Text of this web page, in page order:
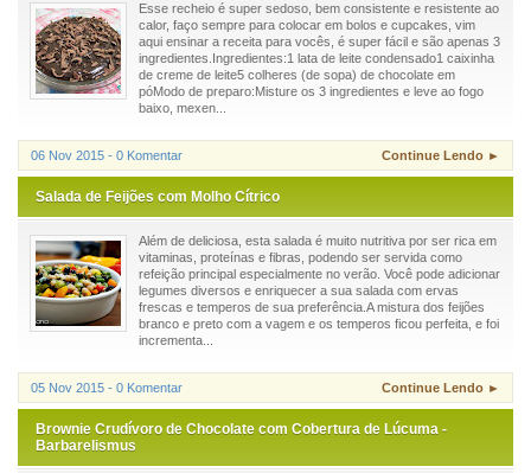
Esse recheio é super sedoso, bem consistente e resistente ao
calor, faço sempre para colocar em bolos e cupcakes, vim
aqui ensinar a receita para vocês, é super fácil e são apenas 3
ingredientes.Ingredientes:1 lata de leite condensado1 caixinha
de creme de leite5 colheres (de sopa) de chocolate em
póModo de preparo:Misture os 3 ingredientes e leve ao fogo
baixo, mexen...
06 Nov 2015 - 0 Komentar Continue Lendo ►
Salada de Feijões com Molho Cítrico
Além de deliciosa, esta salada é muito nutritiva por ser rica em
vitaminas, proteínas e fibras, podendo ser servida como
refeição principal especialmente no verão. Você pode adicionar
legumes diversos e enriquecer a sua salada com ervas
frescas e temperos de sua preferência.A mistura dos feijões
branco e preto com a vagem e os temperos ficou perfeita, e foi
incrementa...
05 Nov 2015 - 0 Komentar Continue Lendo ►
Brownie Crudívoro de Chocolate com Cobertura de Lúcuma -
Barbarelismus